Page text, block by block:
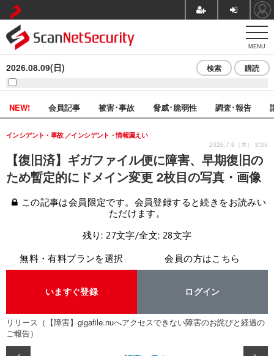
MENU
2026.08.09(日) 検索 購読
NEW! 会員記事 被害･事故 脅威･脆弱性 調査･報告
【復旧済】ギガファイル便に障害、早期復旧の
ため暫定的にドメイン変更 2枚目の写真・画像
インシデント・事故 インシデント・情報漏えい
2026.7.9（木） 8:05
この記事は会員限定です。会員登録すると続きをお読みい
ただけます。
残り: 27文字/全文: 28文字
無料・有料プランを選択
いますぐ登録
会員の方はこちら
ログイン
リリース（【障害】gigafile.nuへアクセスできない障害のお詫びと経過の
ご報告）